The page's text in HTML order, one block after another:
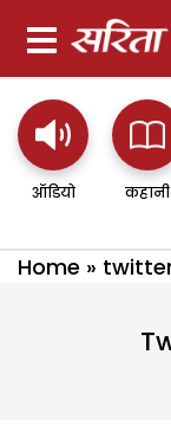
ऑडियो कहानी
Home »